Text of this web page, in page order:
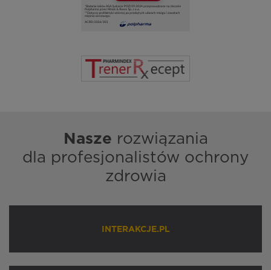
Nasze rozwiązania
dla profesjonalistów ochrony
zdrowia
INTERAKCJE.PL